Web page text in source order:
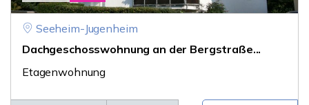
Seeheim-Jugenheim
Dachgeschosswohnung an der Bergstraße...
Etagenwohnung